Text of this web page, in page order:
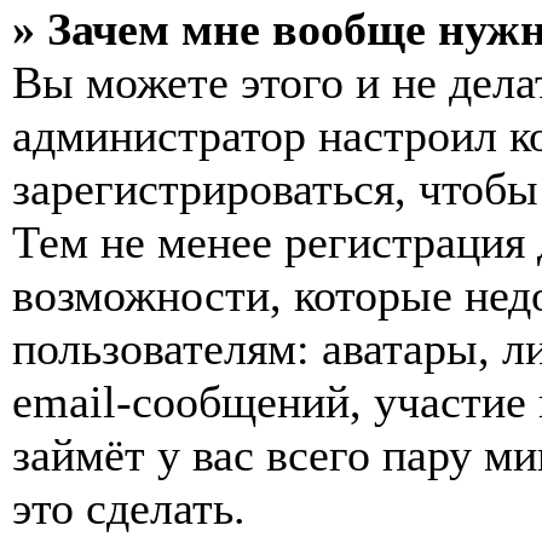
» Зачем мне вообще
Вы можете этого и не
администратор
зарегистрироваться,
Тем не менее
возможности, которые
пользователям: аватары,
email-сообщений, участие
займёт у вас всего пару
это сделать.